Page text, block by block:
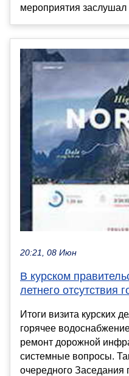
мероприятия заслушал
20:21, 08 Июн
В курском
летнего отсутствия
Итоги визита курских
горячее
ремонт дорожной
системные вопросы.
очередного Заседания